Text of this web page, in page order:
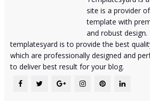
site is a provider
template with
and robust
templatesyard is to provide the best
which are professionally designed and
to deliver best result for your blog.